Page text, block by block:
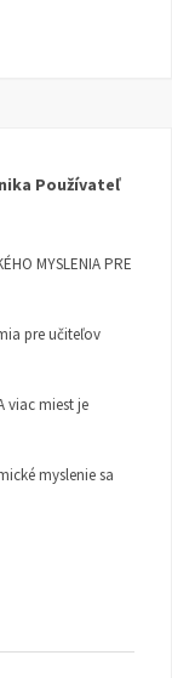
Používateľ
MYSLENIA PRE
pre učiteľov
viac miest je
myslenie sa